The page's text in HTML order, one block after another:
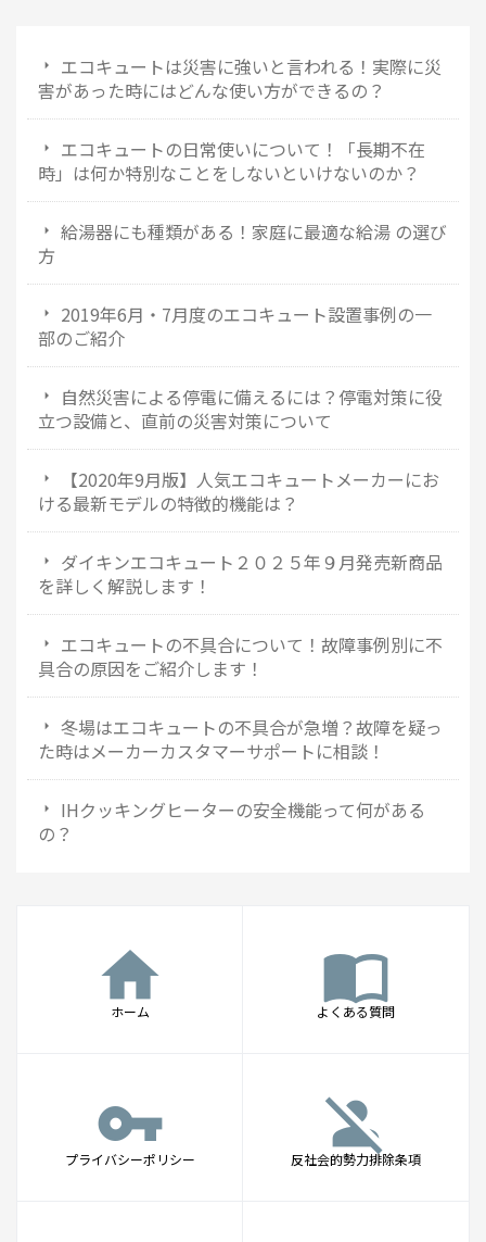
エコキュートは災害に強いと言われる！実際に災
害があった時にはどんな使い方ができるの？
エコキュートの日常使いについて！「長期不在
時」は何か特別なことをしないといけないのか？
給湯器にも種類がある！家庭に最適な給湯 の選び
方
2019年6月・7月度のエコキュート設置事例の一
部のご紹介
自然災害による停電に備えるには？停電対策に役
立つ設備と、直前の災害対策について
【2020年9月版】人気エコキュートメーカーにお
ける最新モデルの特徴的機能は？
ダイキンエコキュート２０２５年９月発売新商品
を詳しく解説します！
エコキュートの不具合について！故障事例別に不
具合の原因をご紹介します！
冬場はエコキュートの不具合が急増？故障を疑っ
た時はメーカーカスタマーサポートに相談！
IHクッキングヒーターの安全機能って何がある
の？
home
ホーム
import_contacts
よくある質問
vpn_key
プライバシーポリシー
person_off
反社会的勢力排除条項